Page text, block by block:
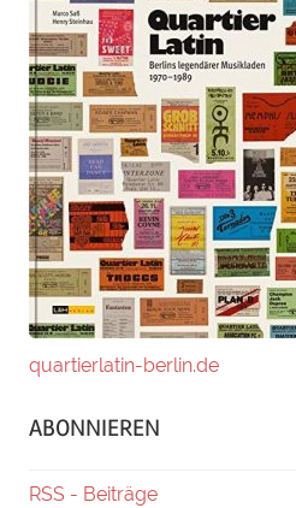
quartierlatin-berlin.de
ABONNIEREN
RSS - Beiträge